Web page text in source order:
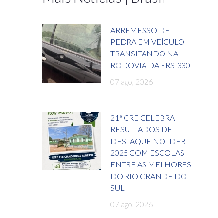
ARREMESSO DE
PEDRA EM VEÍCULO
TRANSITANDO NA
RODOVIA DA ERS-330
07 ago, 2026
21ª CRE CELEBRA
RESULTADOS DE
DESTAQUE NO IDEB
2025 COM ESCOLAS
ENTRE AS MELHORES
DO RIO GRANDE DO
SUL
07 ago, 2026